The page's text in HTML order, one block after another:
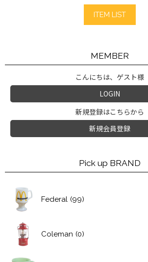
ITEM LIST
MEMBER
こんにちは、ゲスト様
LOGIN
新規登録はこちらから
新規会員登録
Pick up BRAND
Federal (99)
Coleman (0)